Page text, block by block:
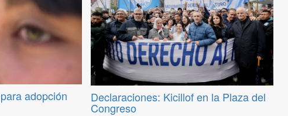
adopción Declaraciones: Kicillof en la Plaza del
Congreso